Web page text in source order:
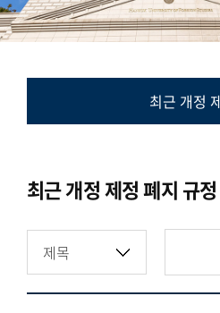
최근 개정
최근 개정 제정 폐지 규정